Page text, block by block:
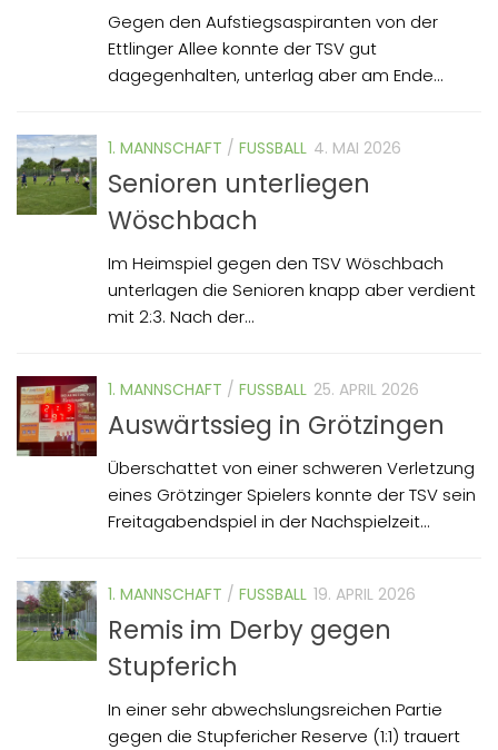
Gegen den Aufstiegsaspiranten von der
Ettlinger Allee konnte der TSV gut
dagegenhalten, unterlag aber am Ende...
1. MANNSCHAFT / FUSSBALL 4. MAI 2026
Senioren unterliegen
Wöschbach
Im Heimspiel gegen den TSV Wöschbach
unterlagen die Senioren knapp aber verdient
mit 2:3. Nach der...
1. MANNSCHAFT / FUSSBALL 25. APRIL 2026
Auswärtssieg in Grötzingen
Überschattet von einer schweren Verletzung
eines Grötzinger Spielers konnte der TSV sein
Freitagabendspiel in der Nachspielzeit...
1. MANNSCHAFT / FUSSBALL 19. APRIL 2026
Remis im Derby gegen
Stupferich
In einer sehr abwechslungsreichen Partie
gegen die Stupfericher Reserve (1:1) trauert